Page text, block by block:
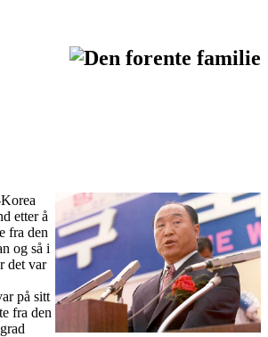
etter å
fra den
og så i
det var
på sitt
fra den